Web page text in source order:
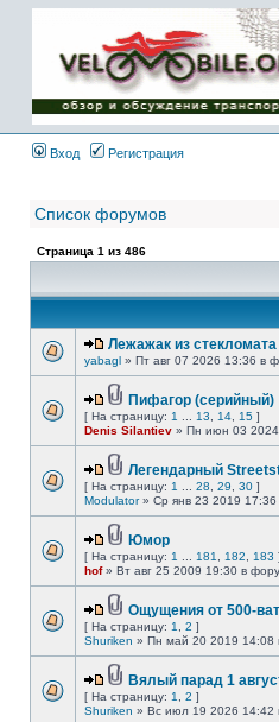
Имя пользователя:
Пароль:
{ LOG_ME_IN_SHORT
}
Вход
Регистрация
Список форумов
Страница 1 из 486
Лежажак из стекломата
yabagl » Пт авг 07 2026 13:36 в
Пифагор (серийный)
[ На страницу: 1 13 14 15 ]
Denis Silantiev » Пн июн 03
Легендарный
[ На страницу: 1 28 29 30 ]
Modulator» Ср янв 23 2019 17:36
Юмор
[ На страницу: 1 181 182 183 ]
hof» Вт авг 25 2009 19:30 в
Ощущения от 500-
[ На страницу: 1 2 ]
Shuriken » Пн май 20 2019 14:08
Вялый парад 1
[ На страницу: 1 2 ]
Shuriken » Вс июл 19 2026 14:42